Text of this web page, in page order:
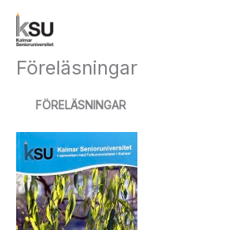
innehåll
Föreläsningar
FÖRELÄSNINGAR